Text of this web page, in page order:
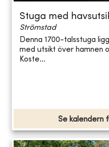
Stuga med
Strömstad
Denna 1700-talsstuga
med utsikt över hamnen
Koste...
Se kalendern